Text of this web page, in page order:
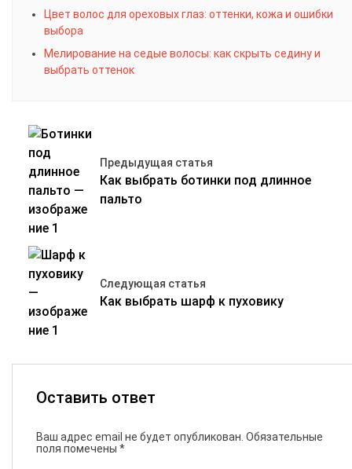
Цвет волос для ореховых глаз: оттенки, кожа и ошибки
выбора
Мелирование на седые волосы: как скрыть седину и
выбрать оттенок
Предыдущая статья
Как выбрать ботинки под длинное
пальто
Следующая статья
Как выбрать шарф к пуховику
Оставить ответ
Ваш адрес email не будет опубликован. Обязательные
поля помечены *